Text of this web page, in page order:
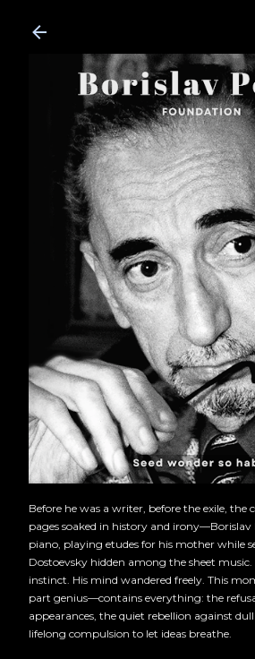
Before he was a writer, before the exile,
pages soaked in history and irony—Borislav
piano, playing etudes for his mother while
Dostoevsky hidden among the sheet
instinct. His mind wandered freely. This
part genius—contains everything: the
appearances, the quiet rebellion against
lifelong compulsion to let ideas breathe.